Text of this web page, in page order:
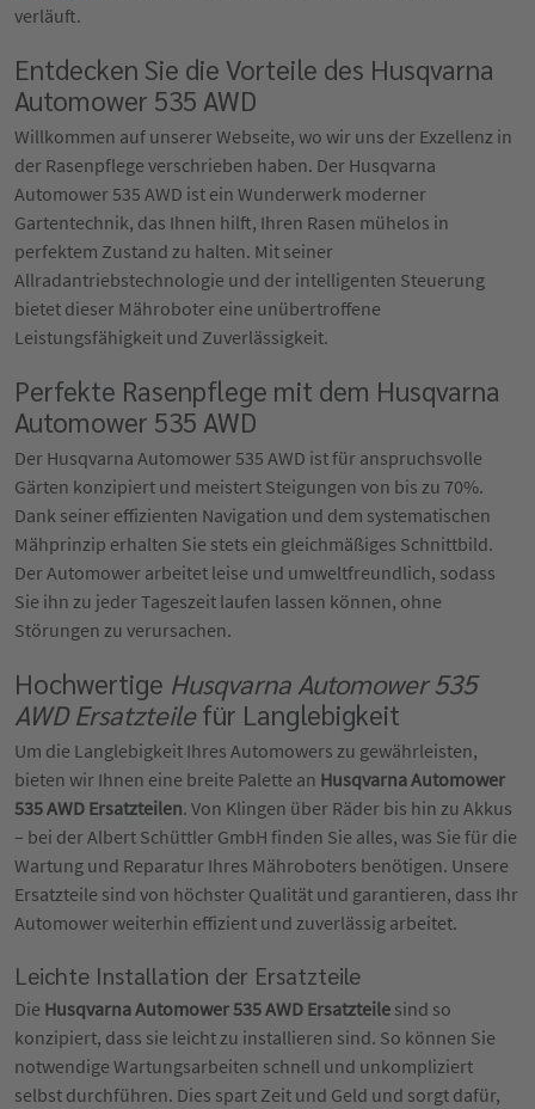
verläuft.
Entdecken Sie die Vorteile des Husqvarna
Automower 535 AWD
Willkommen auf unserer Webseite, wo wir uns der Exzellenz in
der Rasenpflege verschrieben haben. Der Husqvarna
Automower 535 AWD ist ein Wunderwerk moderner
Gartentechnik, das Ihnen hilft, Ihren Rasen mühelos in
perfektem Zustand zu halten. Mit seiner
Allradantriebstechnologie und der intelligenten Steuerung
bietet dieser Mähroboter eine unübertroffene
Leistungsfähigkeit und Zuverlässigkeit.
Perfekte Rasenpflege mit dem Husqvarna
Automower 535 AWD
Der Husqvarna Automower 535 AWD ist für anspruchsvolle
Gärten konzipiert und meistert Steigungen von bis zu 70%.
Dank seiner effizienten Navigation und dem systematischen
Mähprinzip erhalten Sie stets ein gleichmäßiges Schnittbild.
Der Automower arbeitet leise und umweltfreundlich, sodass
Sie ihn zu jeder Tageszeit laufen lassen können, ohne
Störungen zu verursachen.
Hochwertige Husqvarna Automower 535
AWD Ersatzteilefür Langlebigkeit
Um die Langlebigkeit Ihres Automowers zu gewährleisten,
bieten wir Ihnen eine breite Palette an Husqvarna Automower
535 AWD Ersatzteilen. Von Klingen über Räder bis hin zu Akkus
– bei der Albert Schüttler GmbH finden Sie alles, was Sie für die
Wartung und Reparatur Ihres Mähroboters benötigen. Unsere
Ersatzteile sind von höchster Qualität und garantieren, dass Ihr
Automower weiterhin effizient und zuverlässig arbeitet.
Leichte Installation der Ersatzteile
Die Husqvarna Automower 535 AWD Ersatzteile sind so
konzipiert, dass sie leicht zu installieren sind. So können Sie
notwendige Wartungsarbeiten schnell und unkompliziert
selbst durchführen. Dies spart Zeit und Geld und sorgt dafür,